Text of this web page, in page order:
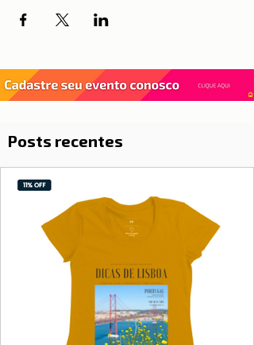
Posts recentes